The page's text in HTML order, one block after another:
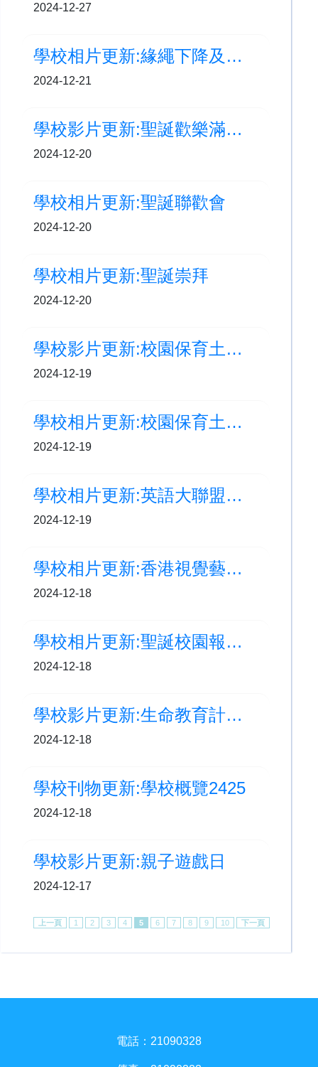
2024-12-27
學校相片更新:緣繩下降及飛索領袖訓練
2024-12-21
學校影片更新:聖誕歡樂滿校園(高低年級)
2024-12-20
學校相片更新:聖誕聯歡會
2024-12-20
學校相片更新:聖誕崇拜
2024-12-20
學校影片更新:校園保育土沉香計劃-南山樹木研習徑實地考察
2024-12-19
學校相片更新:校園保育土沉香計劃-南山樹木研習徑實地考察
2024-12-19
學校相片更新:英語大聯盟課堂活動
2024-12-19
學校相片更新:香港視覺藝術教育節2024視藝展
2024-12-18
學校相片更新:聖誕校園報佳音
2024-12-18
學校影片更新:生命教育計劃-泥土裡的奇妙生命旅程
2024-12-18
學校刊物更新:學校概覽2425
2024-12-18
學校影片更新:親子遊戲日
2024-12-17
上一頁 1 2 3 4 5 6 7 8 9 10 下一頁
電話：21090328